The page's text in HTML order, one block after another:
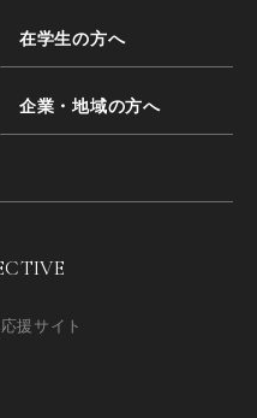
在学生の方へ
企業・地域の方へ
援サイト